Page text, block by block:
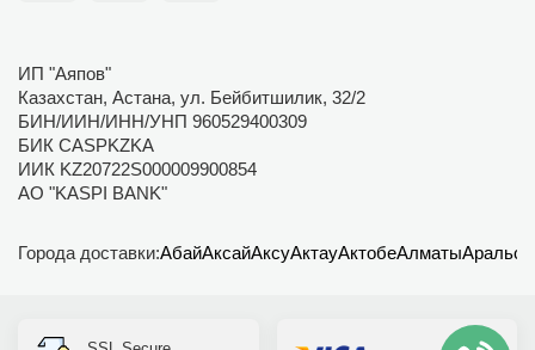
ИП "Аяпов"
Казахстан, Астана, ул. Бейбитшилик, 32/2
БИН/ИИН/ИНН/УНП 960529400309
БИК CASPKZKA
ИИК KZ20722S000009900854
АО "KASPI BANK"
Города доставки:АбайАксайАксуАктауАктобеАлматыАральск